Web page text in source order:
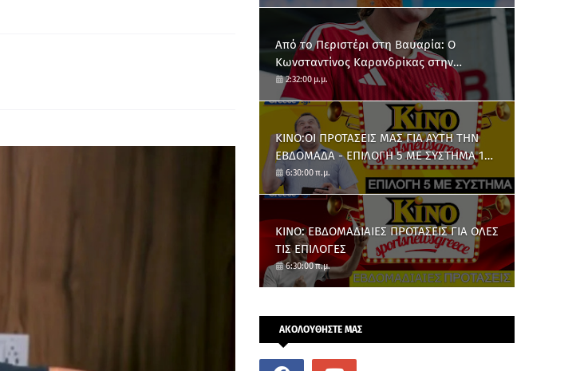
Από το Περιστέρι στη Βαυαρία: O
Κωνσταντίνος Καρανδρίκας στην
Μπάγερν Μονάχου
2:32:00 μ.μ.
ΚΙΝΟ:ΟΙ ΠΡΟΤΑΣΕΙΣ ΜΑΣ ΓΙΑ ΑΥΤΗ ΤΗΝ
ΕΒΔΟΜΑΔΑ - ΕΠΙΛΟΓΗ 5 ΜΕ ΣΥΣΤΗΜΑ 10
ΑΡΙΘΜΩΝ
6:30:00 π.μ.
ΚΙΝΟ: ΕΒΔΟΜΑΔΙΑΙΕΣ ΠΡΟΤΑΣΕΙΣ ΓΙΑ ΟΛΕΣ
ΤΙΣ ΕΠΙΛΟΓΕΣ
6:30:00 π.μ.
ΑΚΟΛΟΥΘΗΣΤΕ ΜΑΣ